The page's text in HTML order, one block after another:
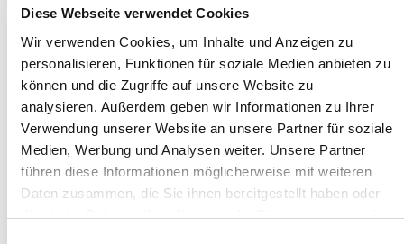
Diese Webseite verwendet Cookies
Wir verwenden Cookies, um Inhalte und Anzeigen zu
personalisieren, Funktionen für soziale Medien anbieten zu
können und die Zugriffe auf unsere Website zu
analysieren. Außerdem geben wir Informationen zu Ihrer
Verwendung unserer Website an unsere Partner für soziale
Medien, Werbung und Analysen weiter. Unsere Partner
führen diese Informationen möglicherweise mit weiteren
Daten zusammen, die Sie ihnen bereitgestellt haben oder
die sie im Rahmen Ihrer Nutzung der Dienste gesammelt
Georg Mackle
Straße/Nr.:
Claudius-Lojet-Str. 7
Plz/Ort:
67133 Maxdorf
Land:
Deutschland